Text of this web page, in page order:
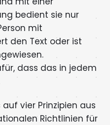
bedient sie nur
mit
den Text oder ist
dass das in jedem
vier Prinzipien aus
Richtlinien für